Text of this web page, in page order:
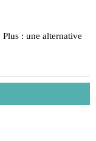
: une alternative